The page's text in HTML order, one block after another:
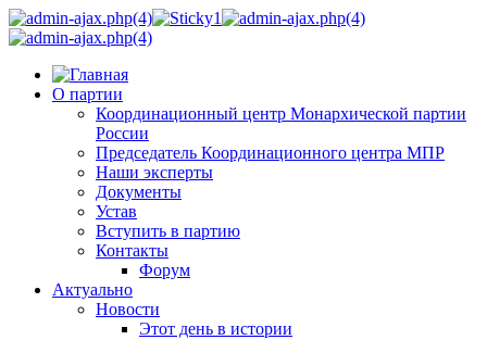
О партии
Координационный центр Монархической партии
России
Председатель Координационного центра МПР
Наши эксперты
Документы
Устав
Вступить в партию
Контакты
Форум
Актуально
Новости
Этот день в истории